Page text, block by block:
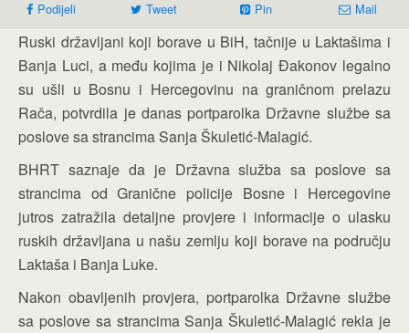
Podijeli Tweet Pin Mail
Ruski državljani koji borave u BiH, tačnije u Laktašima i
Banja Luci, a među kojima je i Nikolaj Đakonov legalno
su ušli u Bosnu i Hercegovinu na graničnom prelazu
Rača, potvrdila je danas portparolka Državne službe sa
poslove sa strancima Sanja Škuletić-Malagić.
BHRT saznaje da je Državna služba sa poslove sa
strancima od Granične policije Bosne i Hercegovine
jutros zatražila detaljne provjere i informacije o ulasku
ruskih državljana u našu zemlju koji borave na području
Laktaša i Banja Luke.
Nakon obavljenih provjera, portparolka Državne službe
sa poslove sa strancima Sanja Škuletić-Malagić rekla je